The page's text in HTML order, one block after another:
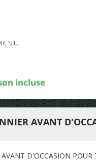
S.L.
incluse
AVANT
D'OCCASION